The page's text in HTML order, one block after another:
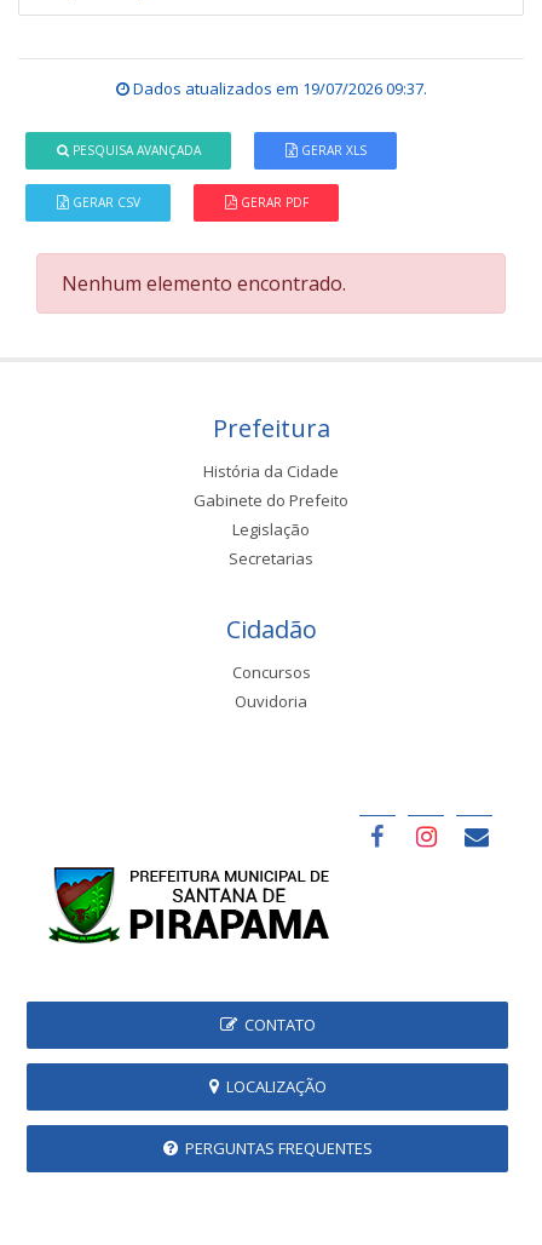
Dados atualizados em 19/07/2026 09:37.
PESQUISA AVANÇADA GERAR XLS
GERAR CSV GERAR PDF
Nenhum elemento encontrado.
Prefeitura
História da Cidade
Gabinete do Prefeito
Legislação
Secretarias
Cidadão
Concursos
Ouvidoria
CONTATO
LOCALIZAÇÃO
PERGUNTAS FREQUENTES